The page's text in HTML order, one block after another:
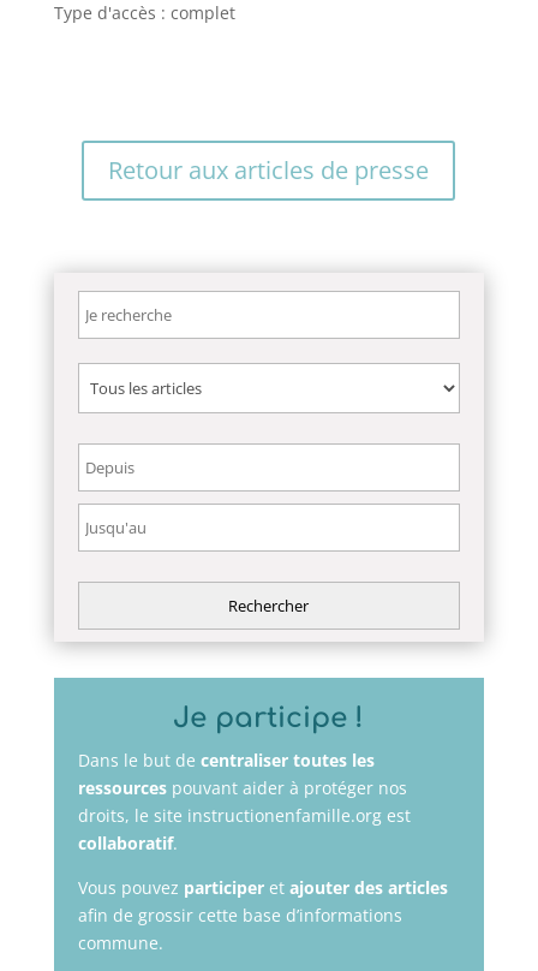
Type d'accès : complet
Retour aux articles de presse
Je participe !
Dans le but de centraliser toutes les
ressourcespouvant aider à protéger nos
droits, le site instructionenfamille.org est
collaboratif.
Vous pouvez participeret ajouter des articles
afin de grossir cette base d’informations
commune.